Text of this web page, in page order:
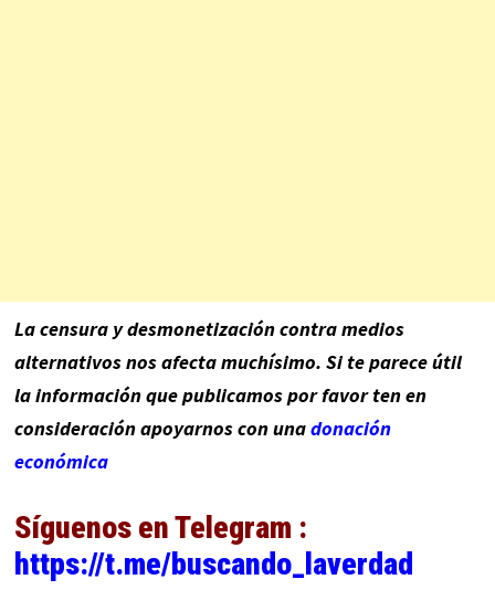
La censura y desmonetización contra medios
alternativos nos afecta muchísimo. Si te parece útil
la información que publicamos por favor ten en
consideración apoyarnos con unadonación
económica
Síguenos en Telegram :
https://t.me/buscando_laverdad